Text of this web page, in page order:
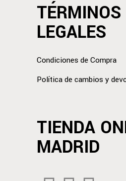
TÉRMINOS
LEGALES
Condiciones de Compra
Política de cambios y
TIENDA
MADRID